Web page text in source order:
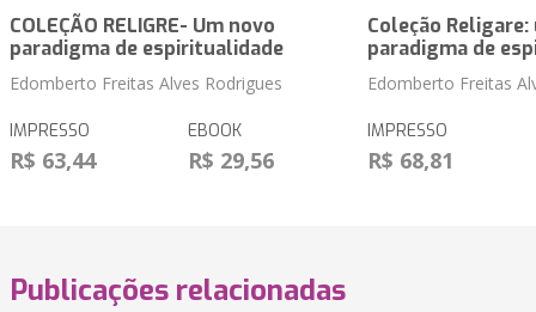
COLEÇÃO RELIGRE- Um novo
paradigma de espiritualidade
Edomberto Freitas Alves Rodrigues
IMPRESSO
R$ 63,44
EBOOK
R$ 29,56
Coleção
paradigma de
Edomberto Freitas
IMPRESSO
R$ 68,81
Publicações relacionadas